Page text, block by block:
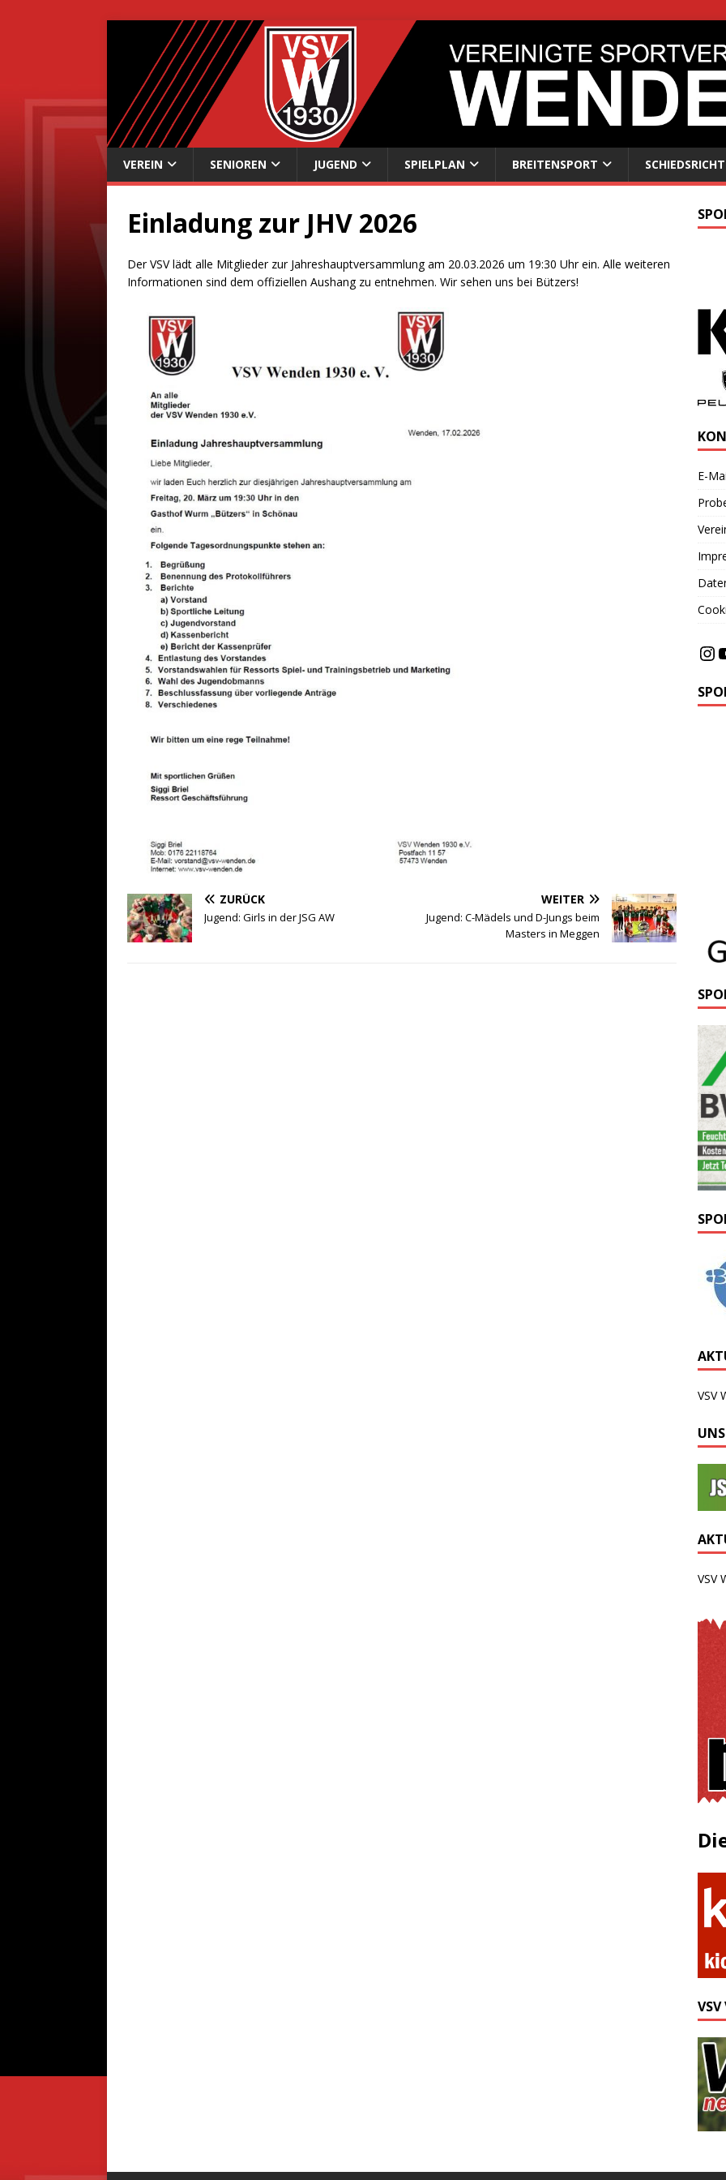
VEREIN SENIOREN JUGEND SPIELPLAN BREITENSPORT
Einladung zur JHV 2026
Der VSV lädt alle Mitglieder zur Jahreshauptversammlung am 20.03.2026 um 19:30 Uhr ein. Alle weiteren
Informationen sind dem offiziellen Aushang zu entnehmen. Wir sehen uns bei Bützers!
ZURÜCK
Jugend: Girls in der JSG AW
WEITER
Jugend: C-Mädels und D-Jungs beim
Masters in Meggen
E-
VSV
VSV
VSV